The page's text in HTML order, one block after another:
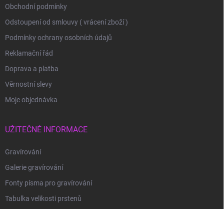
Obchodní podmínky
Odstoupení od smlouvy ( vrácení zboží )
Podmínky ochrany osobních údajů
Reklamační řád
Doprava a platba
Věrnostní slevy
Moje objednávka
UŽITEČNÉ INFORMACE
Gravírování
Galerie gravírování
Fonty písma pro gravírování
Tabulka velikosti prstenů